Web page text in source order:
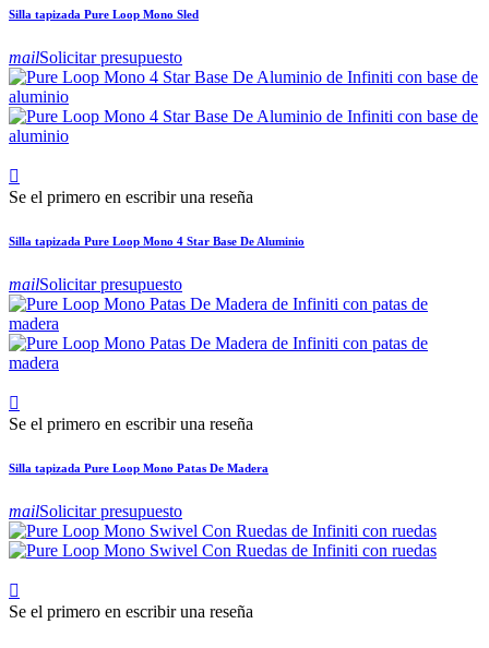
Silla tapizada Pure Loop Mono Sled
mailSolicitar presupuesto

Se el primero en escribir una reseña
Silla tapizada Pure Loop Mono 4 Star Base De Aluminio
mailSolicitar presupuesto

Se el primero en escribir una reseña
Silla tapizada Pure Loop Mono Patas De Madera
mailSolicitar presupuesto

Se el primero en escribir una reseña